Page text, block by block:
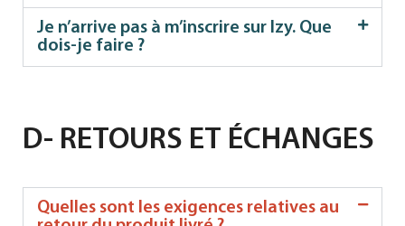
Je n’arrive pas à m’inscrire sur Izy. Que
dois-je faire ?
D- RETOURS ET ÉCHANGES
Quelles sont les exigences relatives au